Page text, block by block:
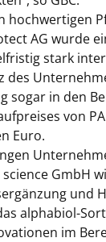
AG wurde
stark
in den
von
Euro.
GmbH
und
alphabiol-
im